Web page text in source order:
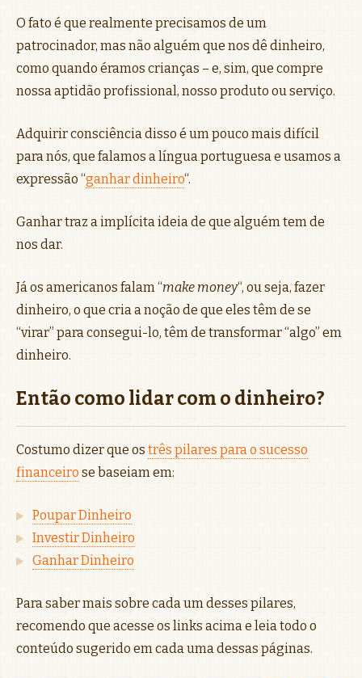
O fato é que realmente precisamos de um
patrocinador, mas não alguém que nos dê dinheiro,
como quando éramos crianças – e, sim, que compre
nossa aptidão profissional, nosso produto ou serviço.
Adquirir consciência disso é um pouco mais difícil
para nós, que falamos a língua portuguesa e usamos a
expressão “ganhar dinheiro“.
Ganhar traz a implícita ideia de que alguém tem de
nos dar.
Já os americanos falam “make money“, ou seja, fazer
dinheiro, o que cria a noção de que eles têm de se
“virar” para consegui-lo, têm de transformar “algo” em
dinheiro.
Então como lidar com o dinheiro?
Costumo dizer que os três pilares para o sucesso
financeiro se baseiam em:
Poupar Dinheiro
Investir Dinheiro
Ganhar Dinheiro
Para saber mais sobre cada um desses pilares,
recomendo que acesse os links acima e leia todo o
conteúdo sugerido em cada uma dessas páginas.